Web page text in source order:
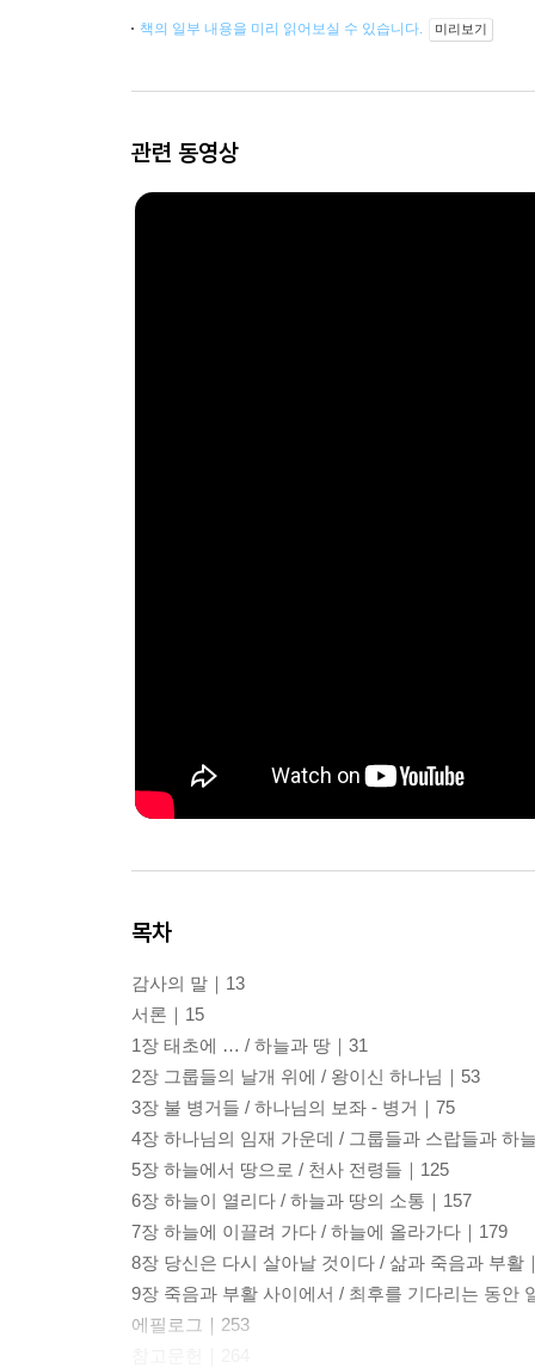
책의 일부 내용을 미리 읽어보실 수 있습니다. 미리보기
관련 동영상
목차
감사의 말｜13
서론｜15
1장 태초에 … / 하늘과 땅｜31
2장 그룹들의 날개 위에 / 왕이신 하나님｜53
3장 불 병거들 / 하나님의 보좌 - 병거｜75
4장 하나님의 임재 가운데 / 그룹들과 스랍들과 하
5장 하늘에서 땅으로 / 천사 전령들｜125
6장 하늘이 열리다 / 하늘과 땅의 소통｜157
7장 하늘에 이끌려 가다 / 하늘에 올라가다｜179
8장 당신은 다시 살아날 것이다 / 삶과 죽음과 부활
9장 죽음과 부활 사이에서 / 최후를 기다리는 동안
에필로그｜253